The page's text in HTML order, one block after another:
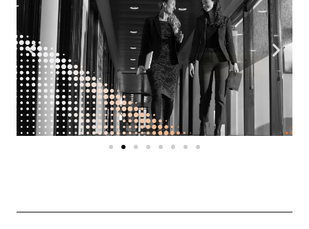
INTERMAIL
SE HER